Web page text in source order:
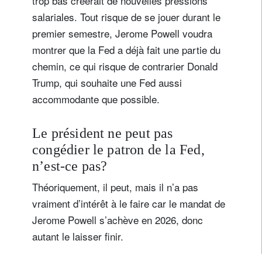
salariales. Tout risque de se jouer durant le
premier semestre, Jerome Powell voudra
montrer que la Fed a déjà fait une partie du
chemin, ce qui risque de contrarier Donald
Trump, qui souhaite une Fed aussi
accommodante que possible.
Le président ne peut pas
congédier le patron de la Fed,
n’est-ce pas?
Théoriquement, il peut, mais il n’a pas
vraiment d’intérêt à le faire car le mandat de
Jerome Powell s’achève en 2026, donc
autant le laisser finir.